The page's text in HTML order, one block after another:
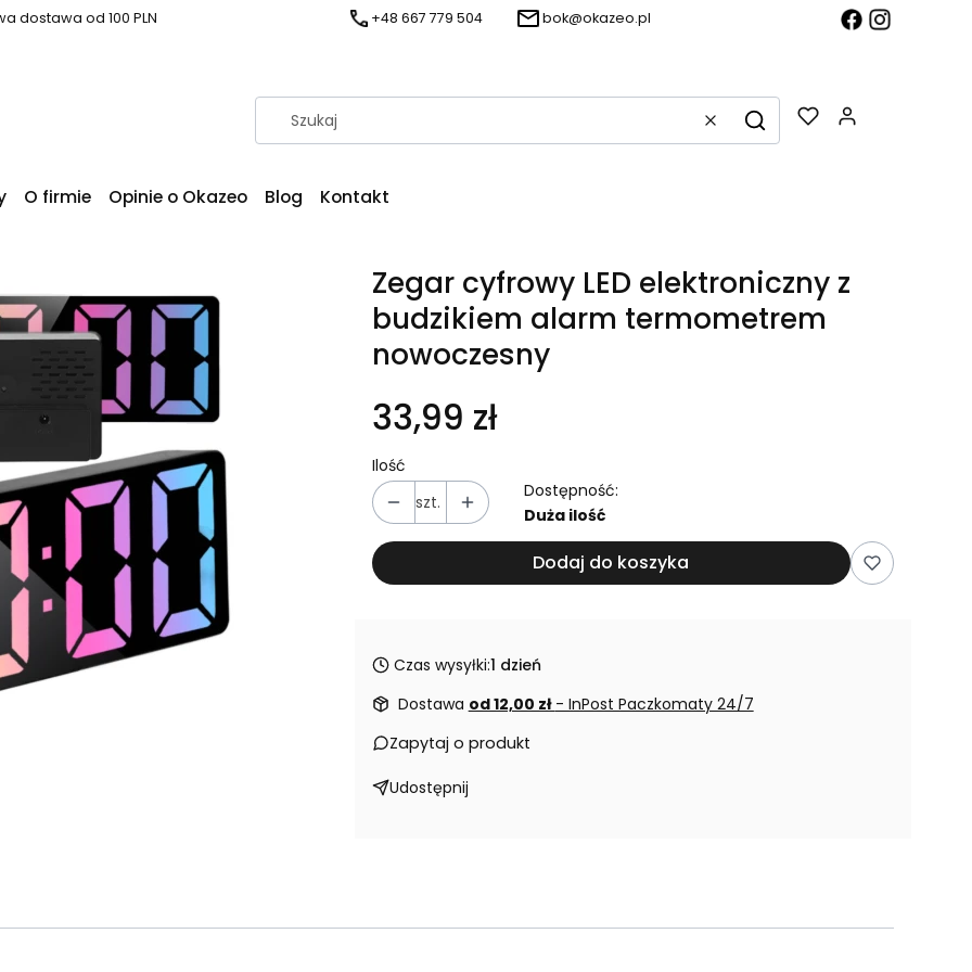
dostawa od 100 PLN +48 667 779 504 bok@okazeo.pl
WyczyśćSzukaj
O firmie Opinie o Okazeo Blog Kontakt
Zegar cyfrowy LED elektroniczny z
budzikiem alarm termometrem
nowoczesny
33,99 zł
Ilość
szt.
Dostępność:
Duża ilość
Dodaj do koszyka
Czas wysyłki:1 dzień
Dostawa od 12,00 zł - InPost Paczkomaty 24/7
Zapytaj o produkt
Udostępnij